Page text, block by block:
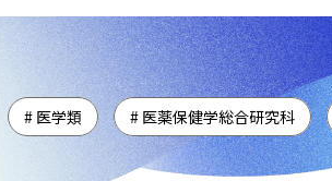
# 医学類 # 医薬保健学総合研究科